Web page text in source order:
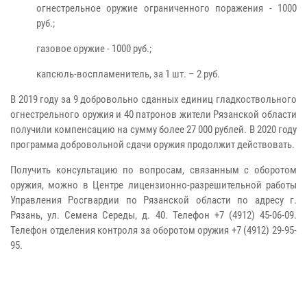
огнестрельное оружие ограниченного поражения - 1000
руб.;
газовое оружие - 1000 руб.;
капсюль-воспламенитель, за 1 шт. – 2 руб.
В 2019 году за 9 добровольно сданных единиц гладкоствольного
огнестрельного оружия и 40 патронов жители Рязанской области
получили компенсацию на сумму более 27 000 рублей. В 2020 году
программа добровольной сдачи оружия продолжит действовать.
Получить консультацию по вопросам, связанным с оборотом
оружия, можно в Центре лицензионно-разрешительной работы
Управления Росгвардии по Рязанской области по адресу г.
Рязань, ул. Семена Середы, д. 40. Телефон +7 (4912) 45-06-09.
Телефон отделения контроля за оборотом оружия +7 (4912) 29-95-
95.